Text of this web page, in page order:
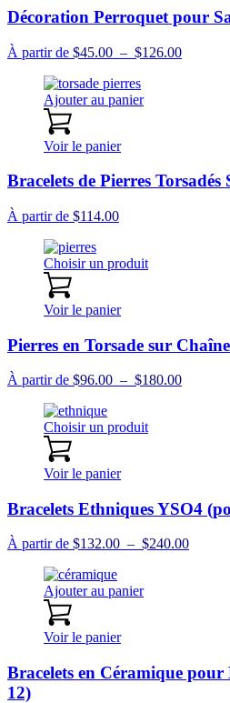
Décoration Perroquet pour
À partir de $45.00 – $126.00Plage
Ajouter au panier
Voir le panier
Bracelets de Pierres
À partir de $114.00
Choisir un produit
Voir le panier
Pierres en Torsade sur
À partir de $96.00 – $180.00Plage
Choisir un produit
Voir le panier
Bracelets Ethniques YSO4
À partir de $132.00 – $240.00Plage
Ajouter au panier
Voir le panier
Bracelets en Céramique
12)